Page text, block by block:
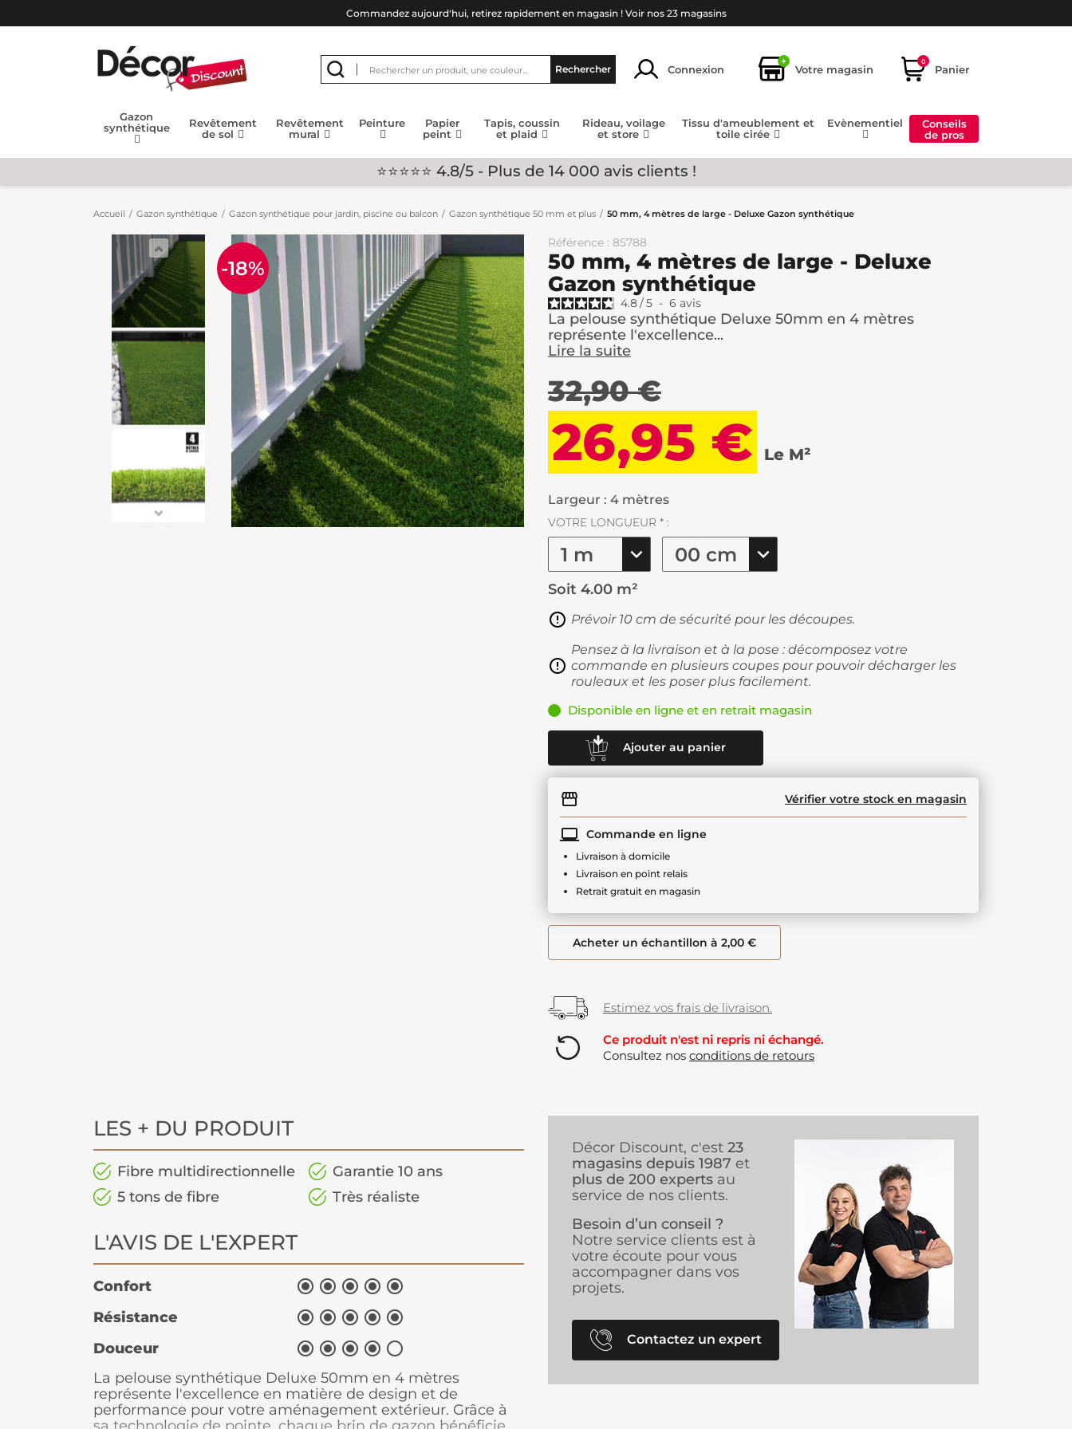
Commandez aujourd'hui, retirez rapidement en magasin ! Voir nos 23 magasins
Rechercher Connexion
+
Votre magasin
0
Panier
Gazon
synthétique
Revêtement
de sol
Revêtement
mural
Peinture
Papier
peint
Tapis, coussin
et plaid
Rideau, voilage
et store
Tissu d'ameublement et
toile cirée
Evènementiel
Conseils
de pros
⭐⭐⭐⭐⭐ 4.8/5 - Plus de 14 000 avis clients !
Accueil Gazon synthétique Gazon synthétique pour jardin, piscine ou balcon Gazon synthétique 50 mm et plus 50 mm, 4 mètres de large - Deluxe Gazon synthétique
-18%
Référence : 85788
50 mm, 4 mètres de large - Deluxe
Gazon synthétique
4.8/5 - 6 avis
La pelouse synthétique Deluxe 50mm en 4 mètres
représente l'excellence...
Lire la suite
32,90 €
26,95 € Le M²
Largeur : 4 mètres
VOTRE LONGUEUR * :
Soit 4.00 m²
Prévoir 10 cm de sécurité pour les découpes.
Pensez à la livraison et à la pose : décomposez votre
commande en plusieurs coupes pour pouvoir décharger les
rouleaux et les poser plus facilement.
Disponible en ligne et en retrait magasin
Ajouter au panier
Vérifier votre stock en magasin
Commande en ligne
Livraison à domicile
Livraison en point relais
Retrait gratuit en magasin
Acheter un échantillon à 2,00 €
Estimez vos frais de livraison.
Ce produit n'est ni repris ni échangé.
Consultez nos conditions de retours
LES + DU PRODUIT
Fibre multidirectionnelle
Garantie 10 ans
5 tons de fibre
Très réaliste
L'AVIS DE L'EXPERT
Confort     
Résistance     
Douceur     
La pelouse synthétique Deluxe 50mm en 4 mètres
représente l'excellence en matière de design et de
performance pour votre aménagement extérieur. Grâce à
Décor Discount, c'est 23
magasins depuis 1987 et
plus de 200 experts au
service de nos clients.
Besoin d’un conseil ?
Notre service clients est à
votre écoute pour vous
accompagner dans vos
projets.
Contactez un expert